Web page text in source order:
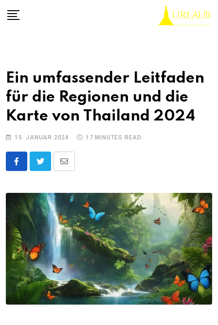
Ein umfassender Leitfaden
für die Regionen und die
Karte von Thailand 2024
15. JANUAR 2024 17 MINUTES READ
Share
Email